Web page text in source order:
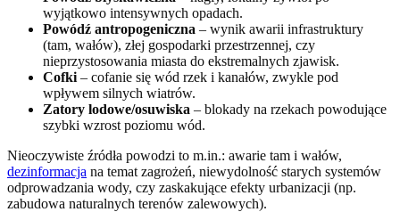
wyjątkowo intensywnych opadach.
Powódź antropogeniczna – wynik awarii infrastruktury
(tam, wałów), złej gospodarki przestrzennej, czy
nieprzystosowania miasta do ekstremalnych zjawisk.
Cofki – cofanie się wód rzek i kanałów, zwykle pod
wpływem silnych wiatrów.
Zatory lodowe/osuwiska – blokady na rzekach powodujące
szybki wzrost poziomu wód.
Nieoczywiste źródła powodzi to m.in.: awarie tam i wałów,
dezinformacja na temat zagrożeń, niewydolność starych systemów
odprowadzania wody, czy zaskakujące efekty urbanizacji (np.
zabudowa naturalnych terenów zalewowych).